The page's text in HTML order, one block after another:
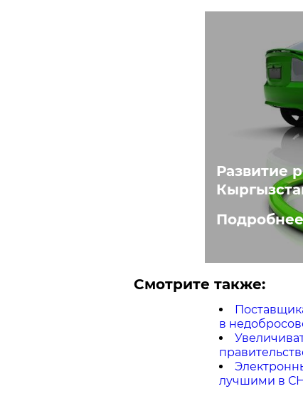
Развитие
Подробнее
Смотрите также:
в
лучшими в